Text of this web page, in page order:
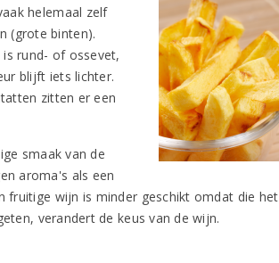
helemaal zelf
(grote binten).
rund- of ossevet,
blijft iets lichter.
zitten er een
smaak van de
aroma's als een
fruitige wijn is minder geschikt omdat die het
verandert de keus van de wijn.